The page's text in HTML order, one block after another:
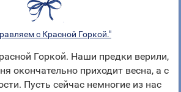
с Красной Горкой."
Горкой. Наши предки верили,
окончательно приходит весна, а с
Пусть сейчас немногие из нас